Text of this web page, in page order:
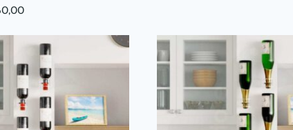
ha
più
varianti.
opzioni